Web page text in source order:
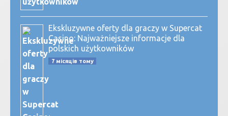
Ekskluzywne oferty dla graczy w Supercat
Casino: Najważniejsze informacje dla
polskich użytkowników
7 місяців тому